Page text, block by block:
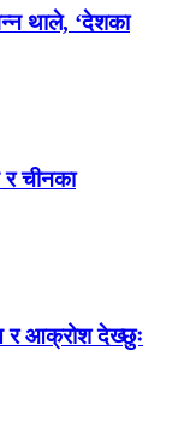
थाले, ‘देशका
चीनका
र आक्रोश देख्छुः